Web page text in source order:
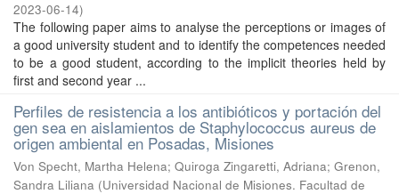
2023-06-14)
The following paper aims to analyse the perceptions or images of
a good university student and to identify the competences needed
to be a good student, according to the implicit theories held by
first and second year ...
Perfiles de resistencia a los antibióticos y portación del
gen sea en aislamientos de Staphylococcus aureus de
origen ambiental en Posadas, Misiones
Von Specht, Martha Helena; Quiroga Zingaretti, Adriana; Grenon,
Sandra Liliana (Universidad Nacional de Misiones. Facultad de